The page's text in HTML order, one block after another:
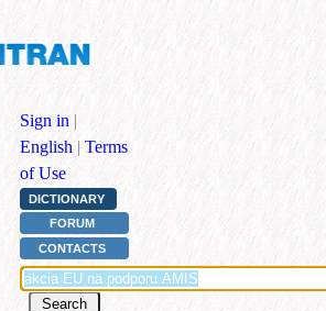
Sign in |
English | Terms
of Use
DICTIONARY
FORUM
CONTACTS